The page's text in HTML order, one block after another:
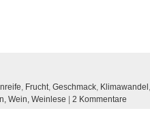
Frucht Geschmack Klimawandel
Wein, Weinlese | 2 Kommentare